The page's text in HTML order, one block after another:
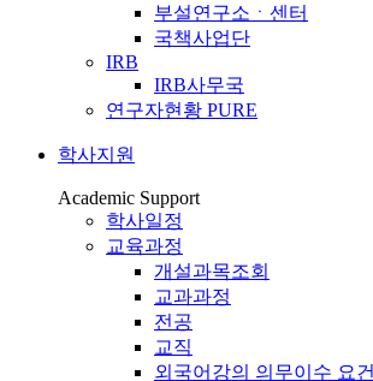
부설연구소ㆍ센터
국책사업단
IRB
IRB사무국
연구자현황 PURE
학사지원
Academic Support
학사일정
교육과정
개설과목조회
교과과정
전공
교직
외국어강의 의무이수 요건